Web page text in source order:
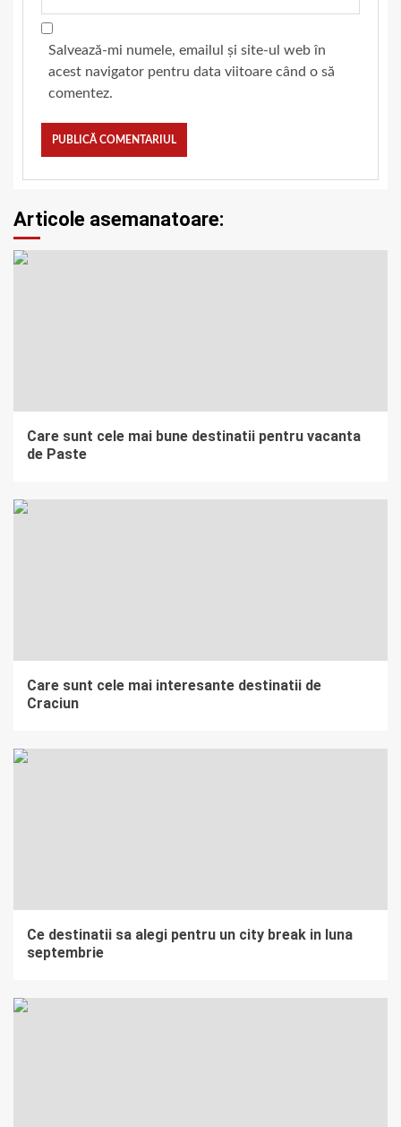
Salvează-mi numele, emailul și site-ul web în
acest navigator pentru data viitoare când o să
comentez.
Articole asemanatoare:
Care sunt cele mai bune destinatii pentru vacanta
de Paste
Care sunt cele mai interesante destinatii de
Craciun
Ce destinatii sa alegi pentru un city break in luna
septembrie